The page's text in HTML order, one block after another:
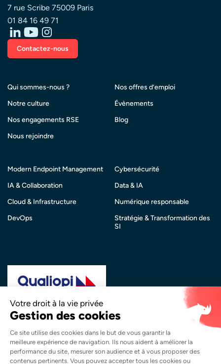
7 rue Scribe 75009 Paris
01 84 16 49 71
Contactez-nous
Qui sommes-nous ?
Notre culture
Nos engagements RSE
Nous rejoindre
Nos offres d’emploi
Évènements
Blog
Modern Endpoint Management
IA & Collaboration
Cloud & Infrastructure
DevOps
Cybersécurité
Data & IA
Numérique responsable
Stratégie & Transformation des
SI
catégorie d’action suivante :Actions de Formation